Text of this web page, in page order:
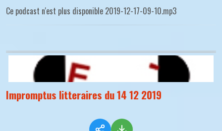
Ce podcast n'est plus disponible 2019-12-17-09-10.mp3
Impromptus litteraires du 14 12 2019